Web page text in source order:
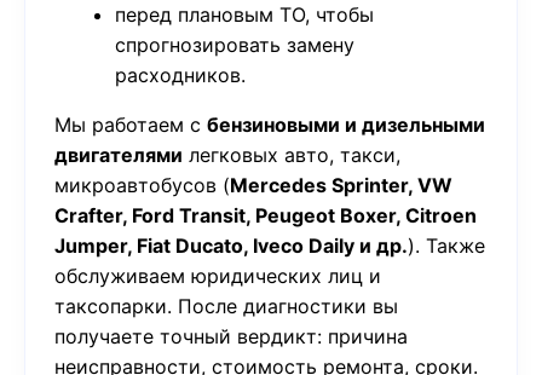
перед плановым ТО, чтобы
спрогнозировать замену
расходников.
Мы работаем с бензиновыми и дизельными
двигателями легковых авто, такси,
микроавтобусов (Mercedes Sprinter, VW
Crafter, Ford Transit, Peugeot Boxer, Citroen
Jumper, Fiat Ducato, Iveco Daily и др.). Также
обслуживаем юридических лиц и
таксопарки. После диагностики вы
получаете точный вердикт: причина
неисправности, стоимость ремонта, сроки.